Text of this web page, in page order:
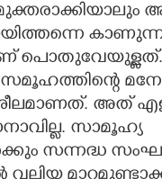
പൊതുവേയുള്ളത്.
സമൂഹത്തിന്റെ
അത്
സാമൂഹ്യ
സന്നദ്ധ